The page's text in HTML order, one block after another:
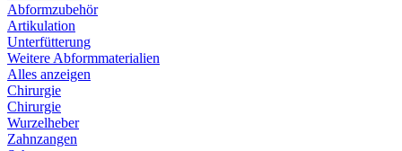
Abformzubehör
Artikulation
Unterfütterung
Weitere Abformmaterialien
Alles anzeigen
Chirurgie
Chirurgie
Wurzelheber
Zahnzangen